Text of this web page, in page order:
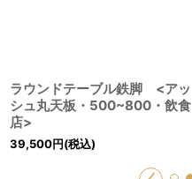
ラウンドテーブル鉄脚 <アッ
シュ丸天板・500~800・飲食
店>
39,500円(税込)